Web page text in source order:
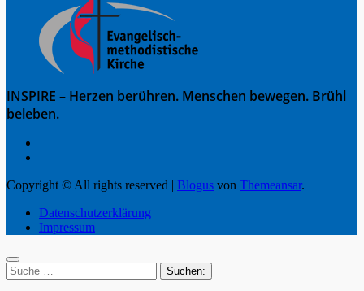
INSPIRE – Herzen berühren. Menschen bewegen. Brühl
beleben.
Copyright © All rights reserved | Blogus von Themeansar.
Datenschutzerklärung
Impressum
Suche
nach: